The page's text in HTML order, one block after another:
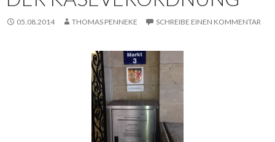
05.08.2014 THOMAS PENNEKE SCHREIBE EINEN KOMMENTAR